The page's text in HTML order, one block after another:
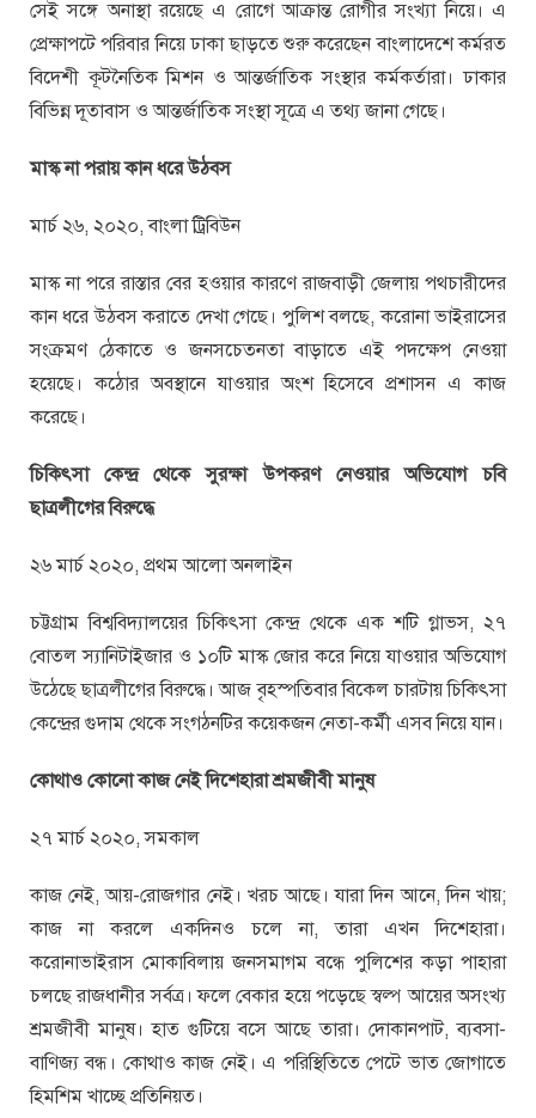
সেই সঙ্গে অনাস্থা রয়েছে এ রোগে আক্রান্ত রোগীর সংখ্যা নিয়ে। এ
প্রেক্ষাপটে পরিবার নিয়ে ঢাকা ছাড়তে শুরু করেছেন বাংলাদেশে কর্মরত
বিদেশী কূটনৈতিক মিশন ও আন্তর্জাতিক সংস্থার কর্মকর্তারা। ঢাকার
বিভিন্ন দূতাবাস ও আন্তর্জাতিক সংস্থা সূত্রে এ তথ্য জানা গেছে।
মাস্ক না পরায় কান ধরে উঠবস
মার্চ ২৬, ২০২০, বাংলা ট্রিবিউন
মাস্ক না পরে রাস্তার বের হওয়ার কারণে রাজবাড়ী জেলায় পথচারীদের
কান ধরে উঠবস করাতে দেখা গেছে। পুলিশ বলছে, করোনা ভাইরাসের
সংক্রমণ ঠেকাতে ও জনসচেতনতা বাড়াতে এই পদক্ষেপ নেওয়া
হয়েছে। কঠোর অবস্থানে যাওয়ার অংশ হিসেবে প্রশাসন এ কাজ
করেছে।
চিকিৎসা কেন্দ্র থেকে সুরক্ষা উপকরণ নেওয়ার অভিযোগ চবি
ছাত্রলীগের বিরুদ্ধে
২৬ মার্চ ২০২০, প্রথম আলো অনলাইন
চট্টগ্রাম বিশ্ববিদ্যালয়ের চিকিৎসা কেন্দ্র থেকে এক শটি গ্লাভস, ২৭
বোতল স্যানিটাইজার ও ১০টি মাস্ক জোর করে নিয়ে যাওয়ার অভিযোগ
উঠেছে ছাত্রলীগের বিরুদ্ধে। আজ বৃহস্পতিবার বিকেল চারটায় চিকিৎসা
কেন্দ্রের গুদাম থেকে সংগঠনটির কয়েকজন নেতা-কর্মী এসব নিয়ে যান।
কোথাও কোনো কাজ নেই দিশেহারা শ্রমজীবী মানুষ
২৭ মার্চ ২০২০, সমকাল
কাজ নেই, আয়-রোজগার নেই। খরচ আছে। যারা দিন আনে, দিন খায়;
কাজ না করলে একদিনও চলে না, তারা এখন দিশেহারা।
করোনাভাইরাস মোকাবিলায় জনসমাগম বন্ধে পুলিশের কড়া পাহারা
চলছে রাজধানীর সর্বত্র। ফলে বেকার হয়ে পড়েছে স্বল্প আয়ের অসংখ্য
শ্রমজীবী মানুষ। হাত গুটিয়ে বসে আছে তারা। দোকানপাট, ব্যবসা-
বাণিজ্য বন্ধ। কোথাও কাজ নেই। এ পরিস্থিতিতে পেটে ভাত জোগাতে
হিমশিম খাচ্ছে প্রতিনিয়ত।